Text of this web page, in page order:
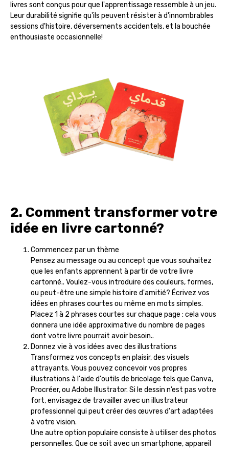
livres sont conçus pour que l'apprentissage ressemble à un jeu.
Leur durabilité signifie qu'ils peuvent résister à d'innombrables
sessions d'histoire, déversements accidentels, et la bouchée
enthousiaste occasionnelle!
2. Comment transformer votre
idée en livre cartonné?
Commencez par un thème
Pensez au message ou au concept que vous souhaitez
que les enfants apprennent à partir de votre livre
cartonné.. Voulez-vous introduire des couleurs, formes,
ou peut-être une simple histoire d'amitié? Écrivez vos
idées en phrases courtes ou même en mots simples.
Placez 1 à 2 phrases courtes sur chaque page : cela vous
donnera une idée approximative du nombre de pages
dont votre livre pourrait avoir besoin..
Donnez vie à vos idées avec des illustrations
Transformez vos concepts en plaisir, des visuels
attrayants. Vous pouvez concevoir vos propres
illustrations à l'aide d'outils de bricolage tels que Canva,
Procréer, ou Adobe Illustrator. Si le dessin n’est pas votre
fort, envisagez de travailler avec un illustrateur
professionnel qui peut créer des œuvres d'art adaptées
à votre vision.
Une autre option populaire consiste à utiliser des photos
personnelles. Que ce soit avec un smartphone, appareil